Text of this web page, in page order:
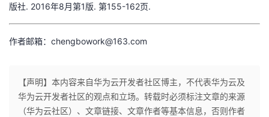
版社. 2016年8月第1版. 第155-162页.
作者邮箱：chengbowork@163.com
【声明】本内容来自华为云开发者社区博主，不代表华为云及
华为云开发者社区的观点和立场。转载时必须标注文章的来源
（华为云社区）、文章链接、文章作者等基本信息，否则作者